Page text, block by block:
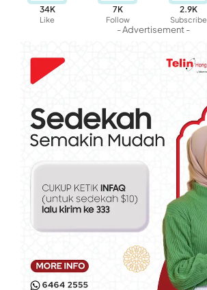
34K
Like
7K
Follow
2.9K
Subscribe
- Advertisement -